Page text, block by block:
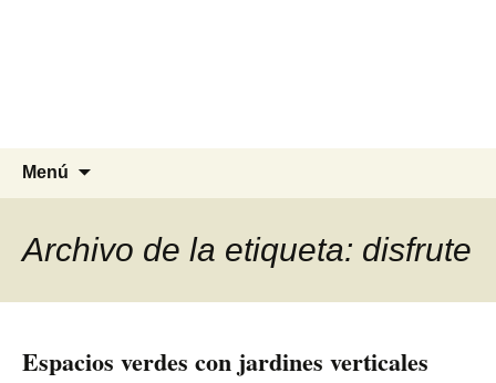
Menú
Archivo de la etiqueta: disfrute
Espacios verdes con jardines verticales